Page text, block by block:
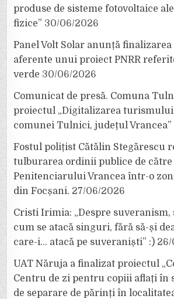
produse de sisteme fotovoltaice
fizice” 30/06/2026
Panel Volt Solar anunță
aferente unui proiect PNRR
verde 30/06/2026
Comunicat de presă. Comuna
proiectul „Digitalizarea turismului
comunei Tulnici, județul Vrancea”
Fostul polițist Cătălin Stegărescu
tulburarea ordinii publice de
Penitenciarului Vrancea într-o
din Focșani. 27/06/2026
Cristi Irimia: „Despre
cum se atacă singuri, fără să-și
care-i… atacă pe suveraniști” :)
UAT Năruja a finalizat proiectul
Centru de zi pentru copiii aflați în
de separare de părinți în